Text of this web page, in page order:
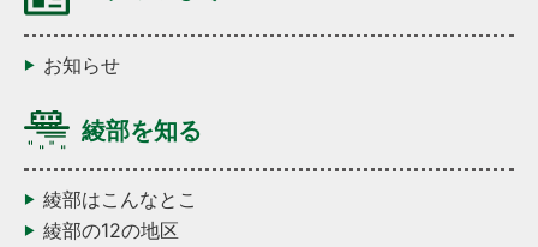
お知らせ
綾部を知る
綾部はこんなとこ
綾部の12の地区